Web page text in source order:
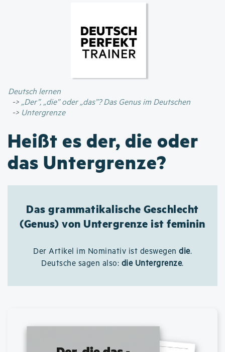
Inhalt
Deutsch lernen
„Der”, „die” oder „das”? Das Genus im Deutschen
Untergrenze
Heißt es der, die oder
das Untergrenze?
Das grammatikalische Geschlecht
(Genus) von Untergrenze ist feminin
Der Artikel im Nominativ ist deswegen die.
Deutsche sagen also: die Untergrenze.